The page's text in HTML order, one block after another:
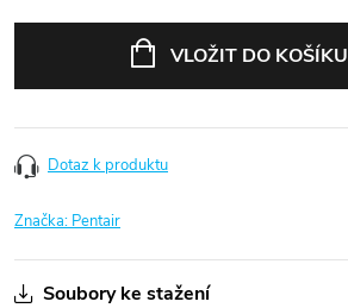
VLOŽIT DO KOŠÍKU
Dotaz k produktu
Značka: Pentair
Soubory ke stažení